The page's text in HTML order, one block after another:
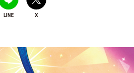
LINE X